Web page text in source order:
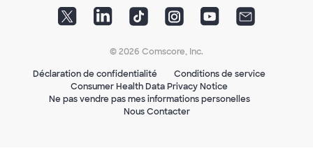
© 2026 Comscore, Inc.
Déclaration de confidentialité
Conditions de service
Consumer Health Data Privacy Notice
Ne pas vendre pas mes informations personelles
Nous Contacter